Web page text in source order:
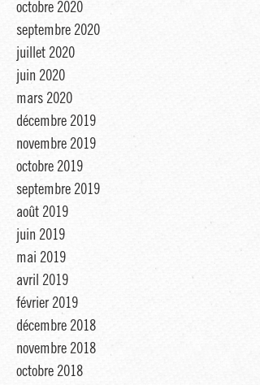
octobre 2020
septembre 2020
juillet 2020
juin 2020
mars 2020
décembre 2019
novembre 2019
octobre 2019
septembre 2019
août 2019
juin 2019
mai 2019
avril 2019
février 2019
décembre 2018
novembre 2018
octobre 2018